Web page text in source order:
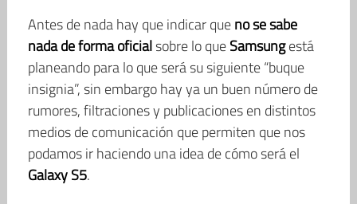
Antes de nada hay que indicar queno se sabe
nada de forma oficialsobre lo queSamsungestá
planeando para lo que será su siguiente “buque
insignia”, sin embargo hay ya un buen número de
rumores, filtraciones y publicaciones en distintos
medios de comunicación que permiten que nos
podamos ir haciendo una idea de cómo será el
Galaxy S5.